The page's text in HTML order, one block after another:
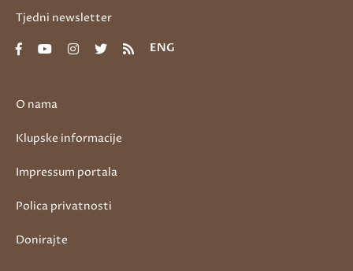
O nama
Klupske informacije
Impressum portala
Polica privatnosti
Donirajte
Tjedni newsletter
ENG